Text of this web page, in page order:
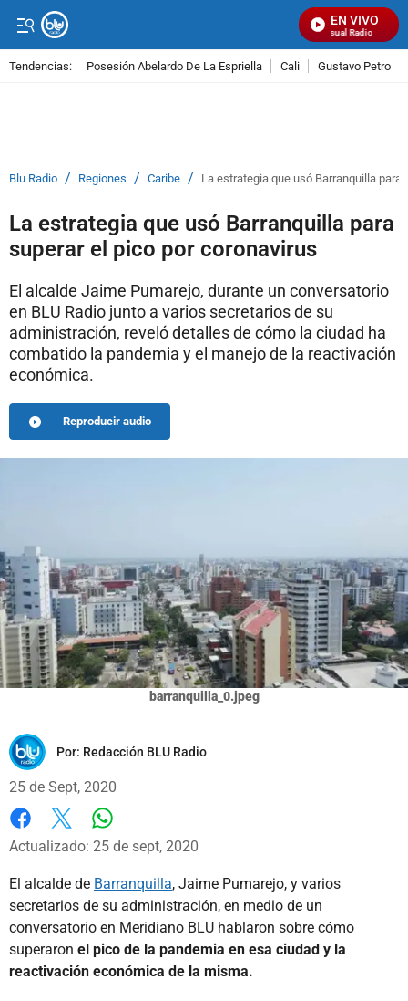
EN VIVO
Señal Visual Radio
Tendencias: Posesión Abelardo De La Espriella Cali Gustavo Petro
Blu Radio / Regiones / Caribe / La estrategia que usó Barranquilla para
La estrategia que usó Barranquilla para
superar el pico por coronavirus
El alcalde Jaime Pumarejo, durante un conversatorio
en BLU Radio junto a varios secretarios de su
administración, reveló detalles de cómo la ciudad ha
combatido la pandemia y el manejo de la reactivación
económica.
Reproducir audio
barranquilla_0.jpeg
Por: Redacción BLU Radio
25 de Sept, 2020
Facebook
X
Actualizado: 25 de sept, 2020
El alcalde de Barranquilla, Jaime Pumarejo, y varios
secretarios de su administración, en medio de un
conversatorio en Meridiano BLU hablaron sobre cómo
superaron el pico de la pandemia en esa ciudad y la
reactivación económica de la misma.